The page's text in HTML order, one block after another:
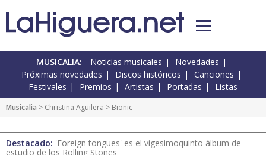
MUSICALIA: Noticias musicales
Novedades
Próximas novedades
Discos históricos
Canciones
Festivales
Premios Artistas Portadas Listas
Musicalia > Christina Aguilera > Bionic
Destacado: 'Foreign tongues' es el vigesimoquinto álbum de
estudio de los Rolling Stones